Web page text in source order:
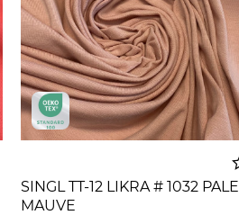
SINGL TT-12 LIKRA # 1032 PALE
MAUVE